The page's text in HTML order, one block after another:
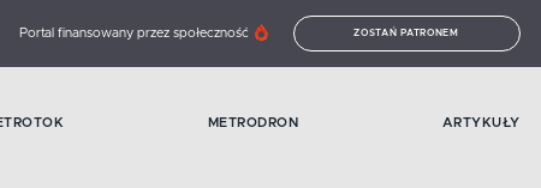
Portal finansowany przez społeczność ZOSTAŃ PATRONEM
METRODRON ARTYKUŁY